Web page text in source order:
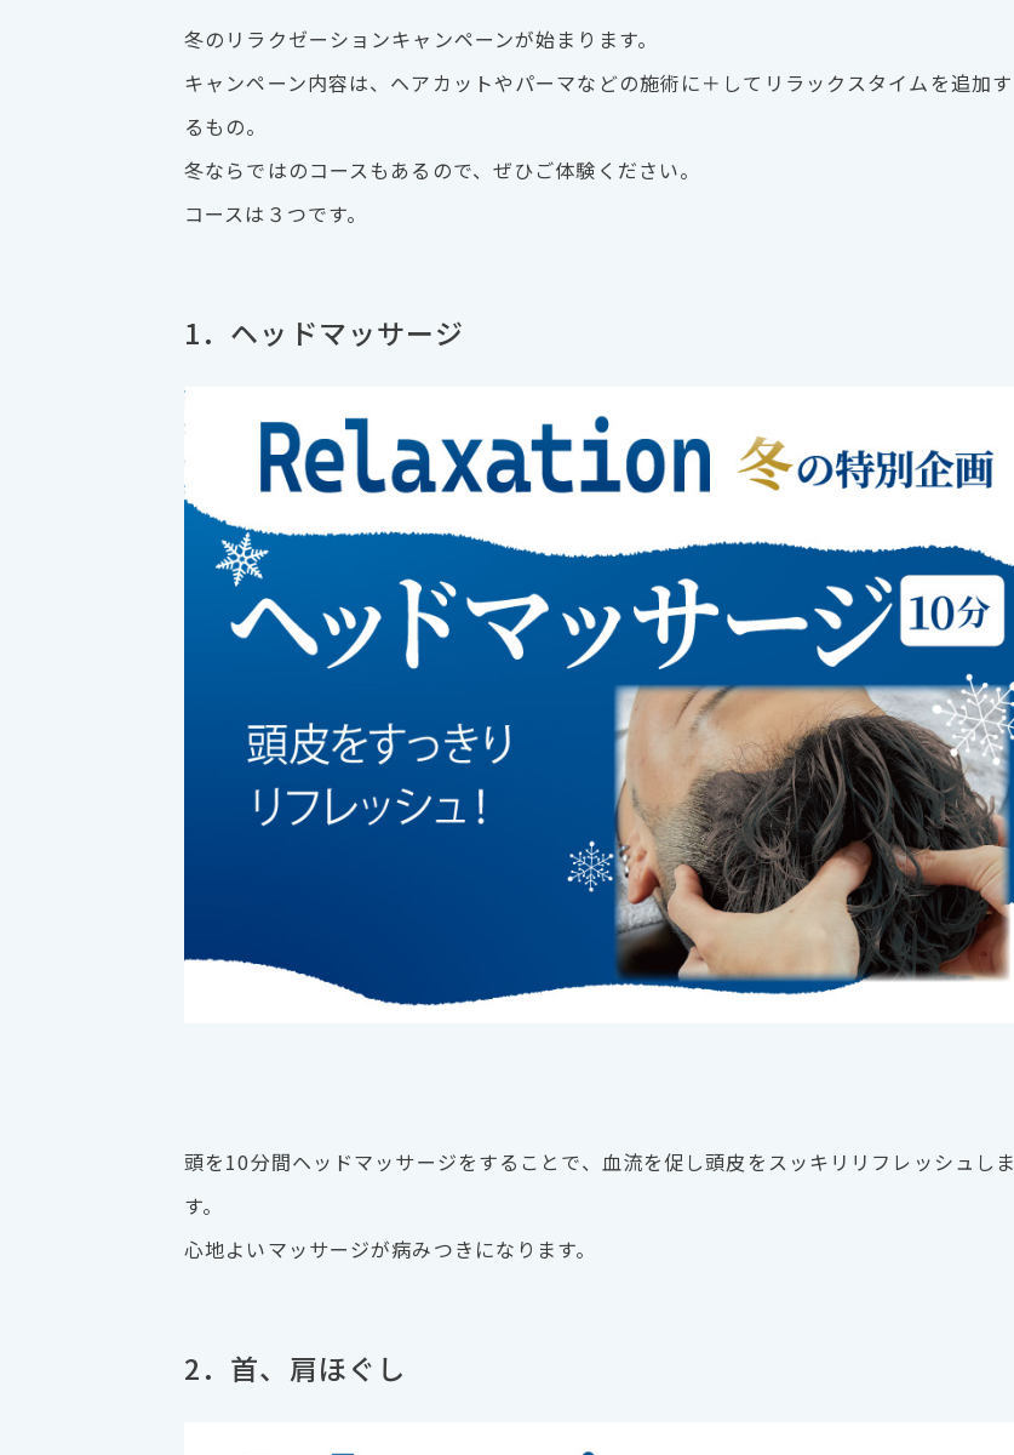
冬のリラクゼーションキャンペーンが始まります。
キャンペーン内容は、ヘアカットやパーマなどの施術に＋してリラックスタイムを追加す
るもの。
冬ならではのコースもあるので、ぜひご体験ください。
コースは３つです。
1．ヘッドマッサージ
頭を10分間ヘッドマッサージをすることで、血流を促し頭皮をスッキリリフレッシュしま
す。
心地よいマッサージが病みつきになります。
2．首、肩ほぐし